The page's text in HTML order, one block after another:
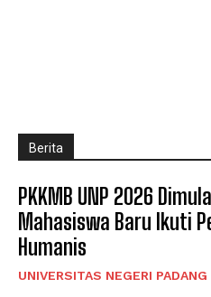
Berita
PKKMB UNP 2026
Mahasiswa Baru Ikuti
Humanis
UNIVERSITAS NEGERI PADANG